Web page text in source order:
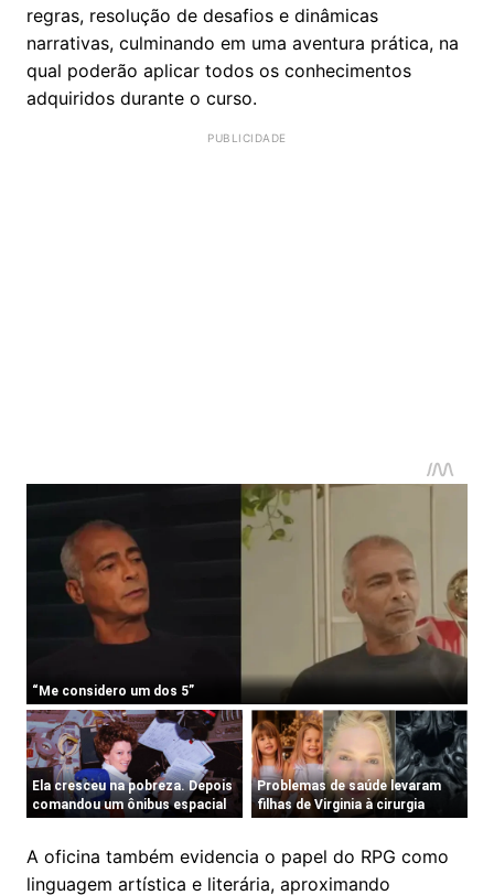
regras, resolução de desafios e dinâmicas
narrativas, culminando em uma aventura prática, na
qual poderão aplicar todos os conhecimentos
adquiridos durante o curso.
A oficina também evidencia o papel do RPG como
linguagem artística e literária, aproximando